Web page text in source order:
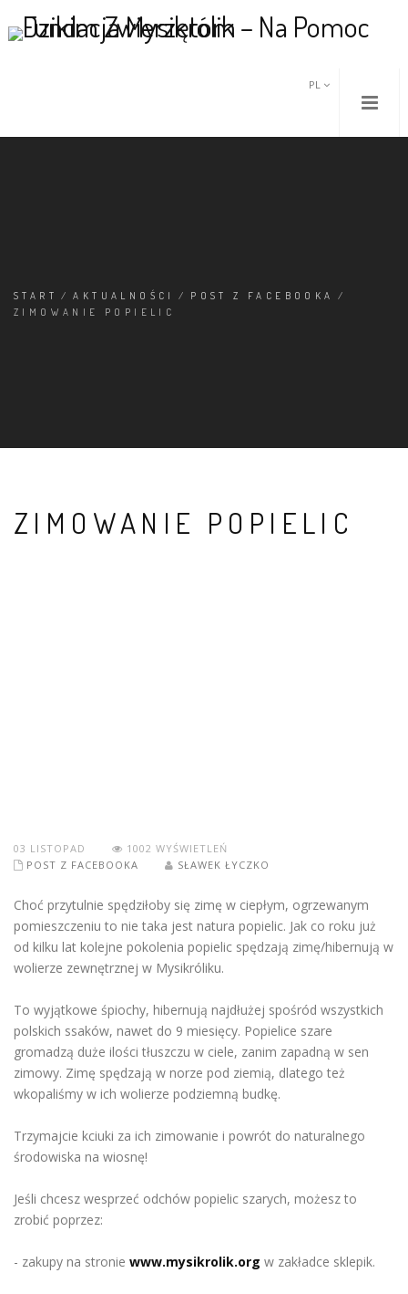
PL
START / AKTUALNOŚCI / POST Z FACEBOOKA
/
ZIMOWANIE POPIELIC
ZIMOWANIE POPIELIC
03 LISTOPAD
1002 WYŚWIETLEŃ
POST Z FACEBOOKA
SŁAWEK ŁYCZKO
Choć przytulnie spędziłoby się zimę w ciepłym, ogrzewanym
pomieszczeniu to nie taka jest natura popielic. Jak co roku już
od kilku lat kolejne pokolenia popielic spędzają zimę/hibernują w
wolierze zewnętrznej w Mysikróliku.
To wyjątkowe śpiochy, hibernują najdłużej spośród wszystkich
polskich ssaków, nawet do 9 miesięcy. Popielice szare
gromadzą duże ilości tłuszczu w ciele, zanim zapadną w sen
zimowy. Zimę spędzają w norze pod ziemią, dlatego też
wkopaliśmy w ich wolierze podziemną budkę.
Trzymajcie kciuki za ich zimowanie i powrót do naturalnego
środowiska na wiosnę!
Jeśli chcesz wesprzeć odchów popielic szarych, możesz to
zrobić poprzez:
- zakupy na stronie www.mysikrolik.org w zakładce sklepik.